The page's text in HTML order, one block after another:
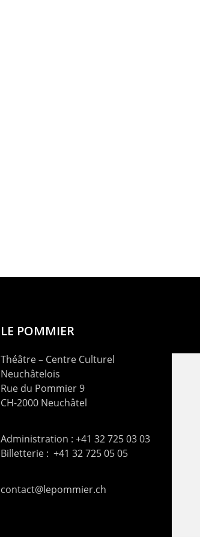
LE POMMIER
Théâtre – Centre Culturel
Neuchâtelois
Rue du Pommier 9
CH-2000 Neuchâtel
Administration : +41 32 725 03 03
Billetterie : +41 32 725 05 05
contact@lepommier.ch